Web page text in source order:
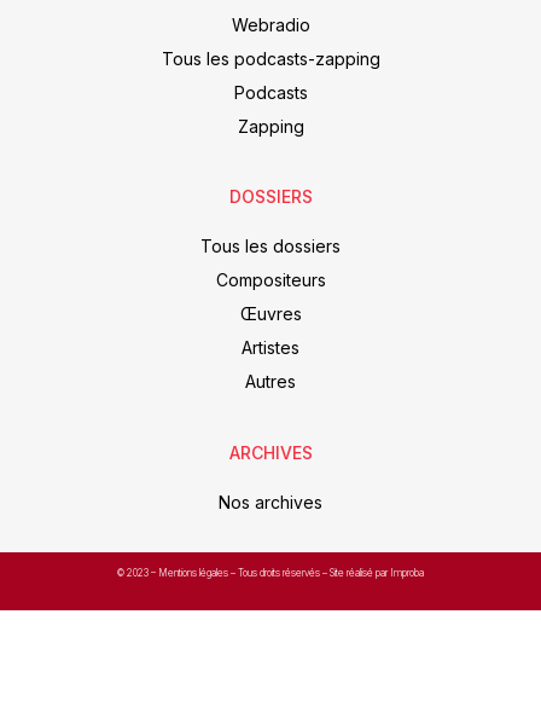
Webradio
Tous les podcasts-zapping
Podcasts
Zapping
DOSSIERS
Tous les dossiers
Compositeurs
Œuvres
Artistes
Autres
ARCHIVES
Nos archives
© 2023 – Mentions légales – Tous droits réservés – Site réalisé par Improba